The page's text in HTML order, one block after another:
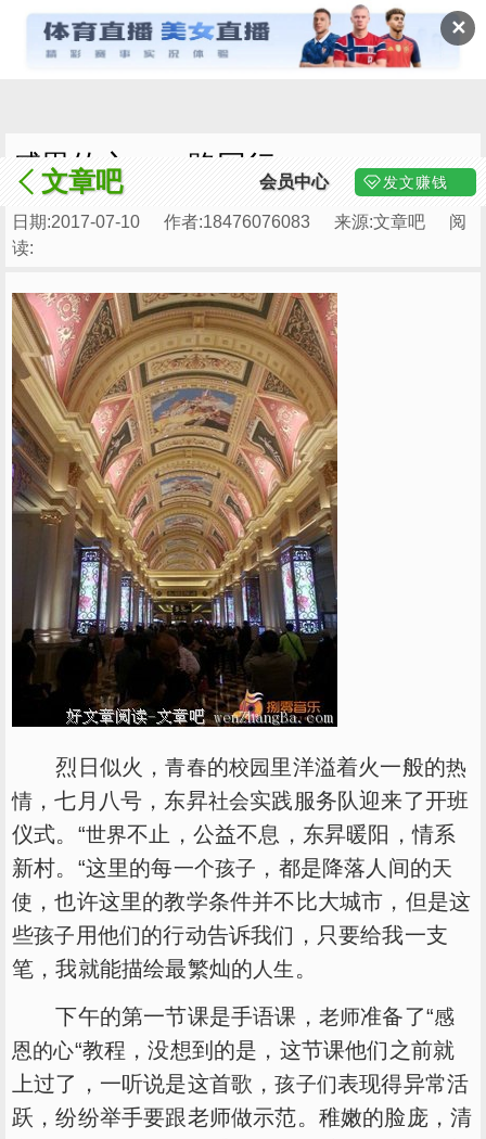
✕
文章吧 会员中心 发文赚钱
感恩的心，一路同行
日期:2017-07-10 作者:18476076083 来源:文章吧
阅
读:
烈日似火，青春的校园里洋溢着火一般的热
情 ，七月八号，东昇社会实践服务队迎来了开班
仪式。“世界不止，公益不息，东昇暖阳，情系
新村。“这里的每一个孩子 ，都是降落人间的天
使 ，也许这里的教学条件并不比大城市，但是这
些孩子用他们的行动告诉我们，只要给我一支
笔，我就能描绘最繁灿的 人生 。
下午的第一节课是手语课， 老师准备了“感
恩的心“教程，没想到的是，这节课他们之前就
上过了，一听说是这首歌，孩子们表现得异常活
跃，纷纷举手要跟老师做示范。稚嫩的脸庞，清